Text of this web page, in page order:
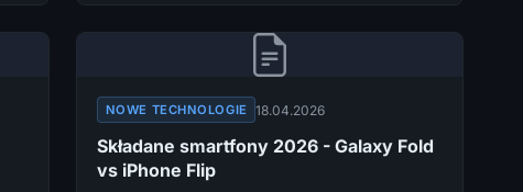
NOWE TECHNOLOGIE 18.04.2026
Składane smartfony 2026 - Galaxy Fold
vs iPhone Flip